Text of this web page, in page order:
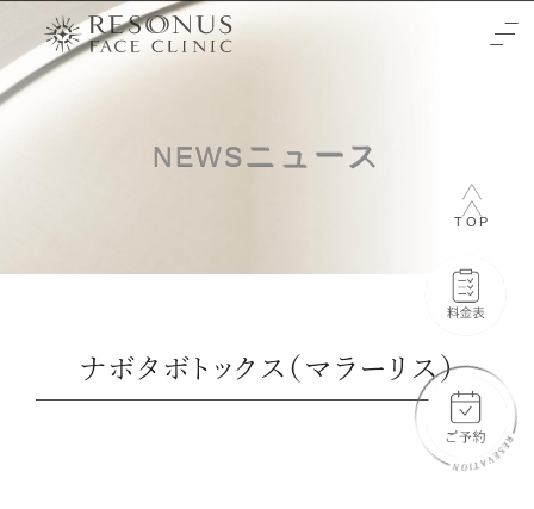
クリニックについて
-初めての方へ
-輪郭3点
料金表
TOP
NEWSニュース
ナボタボトックス（マラーリス）